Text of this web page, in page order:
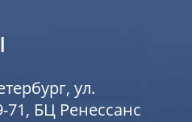
ул.
71, БЦ Ренессанс